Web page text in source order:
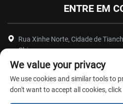
ENTRE EM
Rua Xinhe Norte, Cidade de
China
+86-18949493005
[email protected]
We value your privacy
We use cookies and similar tools to
don't want to accept all cookies,